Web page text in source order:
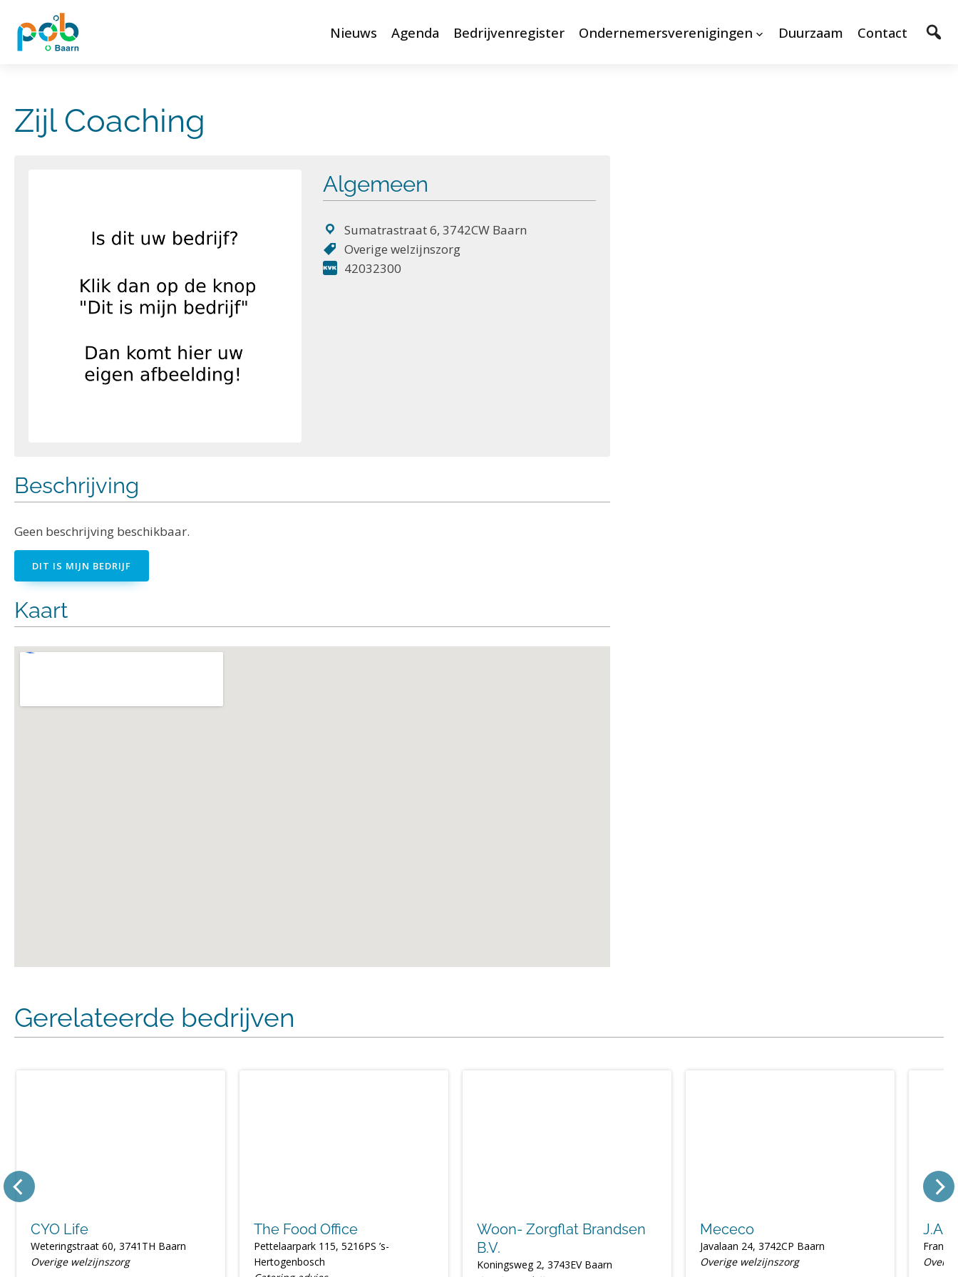
Nieuws Agenda Bedrijvenregister Ondernemersverenigingen Duurzaam Contact
Zijl Coaching
Algemeen
Sumatrastraat 6, 3742CW Baarn
Overige welzijnszorg
42032300
Beschrijving
Geen beschrijving beschikbaar.
DIT IS MIJN BEDRIJF
Kaart
Gerelateerde bedrijven
CYO Life
Weteringstraat 60, 3741TH Baarn
Overige welzijnszorg
The Food Office
Pettelaarpark 115, 5216PS ’s-
Hertogenbosch
Woon- Zorgflat Brandsen
B.V.
Koningsweg 2, 3743EV Baarn
Mececo
Javalaan 24, 3742CP Baarn
Overige welzijnszorg
J.A.
Frans